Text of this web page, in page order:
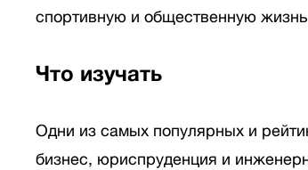
спортивную и общественную
Что изучать
Одни из самых популярных и
бизнес, юриспруденция и